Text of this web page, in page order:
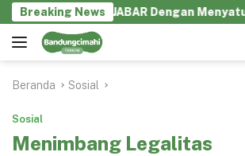
Langsung
ke
konten
Breaking News
GEKRAFS JABAR Dengan Menyatukan
Beranda Sosial
Sosial
Menimbang Legalitas